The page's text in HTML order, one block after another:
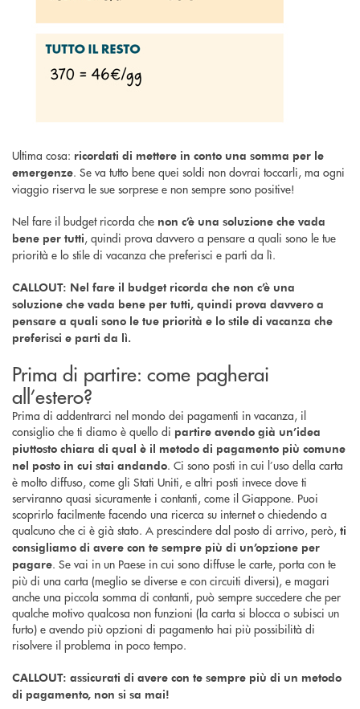
Ultima cosa: ricordati di mettere in conto una somma per le
emergenze. Se va tutto bene quei soldi non dovrai toccarli, ma ogni
viaggio riserva le sue sorprese e non sempre sono positive!
Nel fare il budget ricorda che non c’è una soluzione che vada
bene per tutti, quindi prova davvero a pensare a quali sono le tue
priorità e lo stile di vacanza che preferisci e parti da lì.
CALLOUT: Nel fare il budget ricorda che non c’è una
soluzione che vada bene per tutti, quindi prova davvero a
pensare a quali sono le tue priorità e lo stile di vacanza che
preferisci e parti da lì.
Prima di partire: come pagherai
all’estero?
Prima di addentrarci nel mondo dei pagamenti in vacanza, il
consiglio che ti diamo è quello di partire avendo già un’idea
piuttosto chiara di qual è il metodo di pagamento più comune
nel posto in cui stai andando. Ci sono posti in cui l’uso della carta
è molto diffuso, come gli Stati Uniti, e altri posti invece dove ti
serviranno quasi sicuramente i contanti, come il Giappone. Puoi
scoprirlo facilmente facendo una ricerca su internet o chiedendo a
qualcuno che ci è già stato. A prescindere dal posto di arrivo, però, ti
consigliamo di avere con te sempre più di un’opzione per
pagare. Se vai in un Paese in cui sono diffuse le carte, porta con te
più di una carta (meglio se diverse e con circuiti diversi), e magari
anche una piccola somma di contanti, può sempre succedere che per
qualche motivo qualcosa non funzioni (la carta si blocca o subisci un
furto) e avendo più opzioni di pagamento hai più possibilità di
risolvere il problema in poco tempo.
CALLOUT: assicurati di avere con te sempre più di un metodo
di pagamento, non si sa mai!